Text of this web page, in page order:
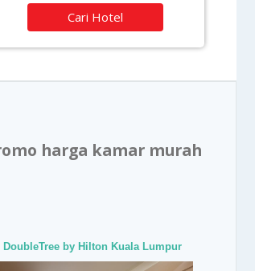
Cari Hotel
harga kamar murah
DoubleTree by Hilton Kuala Lumpur